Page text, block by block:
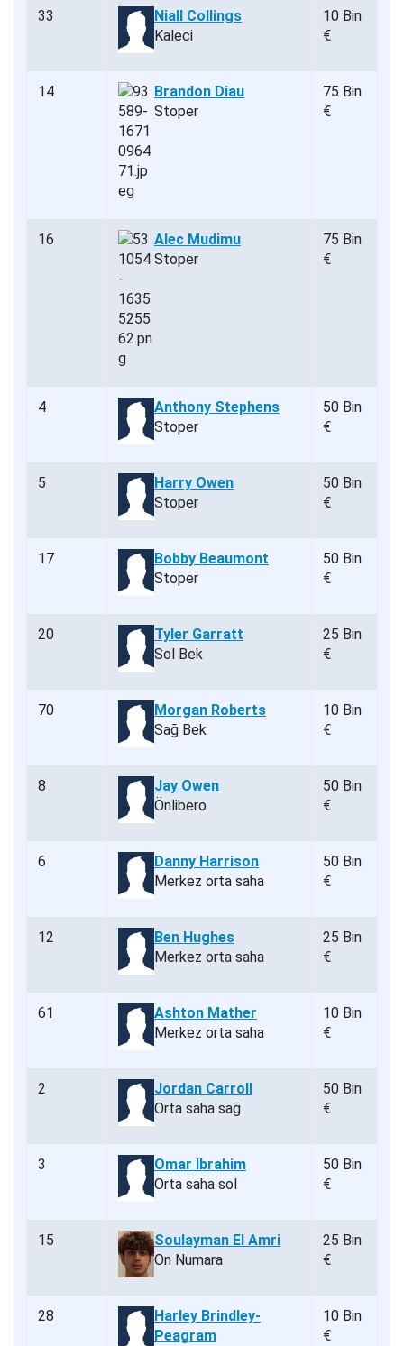
33
Niall Collings
Kaleci
10 Bin
€
14
Brandon Diau
Stoper
75 Bin
€
16
Alec Mudimu
Stoper
75 Bin
€
4
Anthony Stephens
Stoper
50 Bin
€
5
Harry Owen
Stoper
50 Bin
€
17
Bobby Beaumont
Stoper
50 Bin
€
20
Tyler Garratt
Sol Bek
25 Bin
€
70
Morgan Roberts
Sağ Bek
10 Bin
€
8
Jay Owen
Önlibero
50 Bin
€
6
Danny Harrison
Merkez orta saha
50 Bin
€
12
Ben Hughes
Merkez orta saha
25 Bin
€
61
Ashton Mather
Merkez orta saha
10 Bin
€
2
Jordan Carroll
Orta saha sağ
50 Bin
€
3
Omar Ibrahim
Orta saha sol
50 Bin
€
15
Soulayman El Amri
On Numara
25 Bin
€
28
Harley Brindley-
Peagram
10 Bin
€